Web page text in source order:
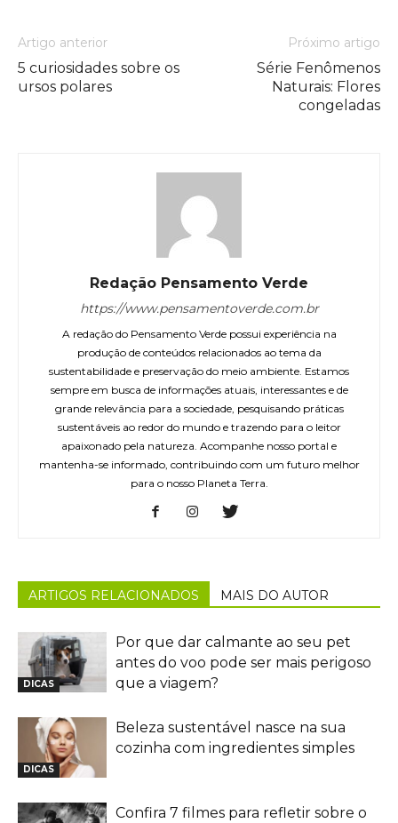
Artigo anterior
5 curiosidades sobre os
ursos polares
Próximo artigo
Série Fenômenos
Naturais: Flores
congeladas
Redação Pensamento Verde
https://www.pensamentoverde.com.br
A redação do Pensamento Verde possui experiência na
produção de conteúdos relacionados ao tema da
sustentabilidade e preservação do meio ambiente. Estamos
sempre em busca de informações atuais, interessantes e de
grande relevância para a sociedade, pesquisando práticas
sustentáveis ao redor do mundo e trazendo para o leitor
apaixonado pela natureza. Acompanhe nosso portal e
mantenha-se informado, contribuindo com um futuro melhor
para o nosso Planeta Terra.
ARTIGOS RELACIONADOS MAIS DO AUTOR
DICAS
Por que dar calmante ao seu pet
antes do voo pode ser mais perigoso
que a viagem?
DICAS
Beleza sustentável nasce na sua
cozinha com ingredientes simples
Confira 7 filmes para refletir sobre o